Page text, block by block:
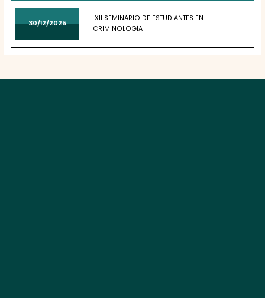
30/12/2025
XII SEMINARIO DE ESTUDIANTES EN
CRIMINOLOGÍA